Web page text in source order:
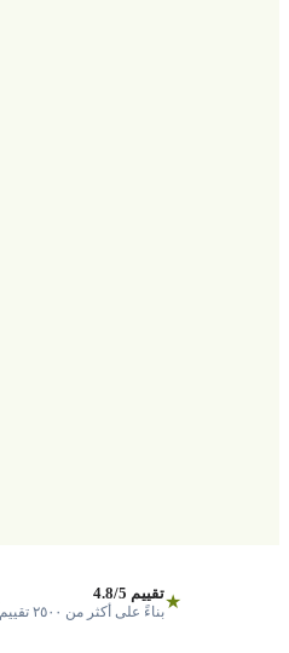
★تقييم 4.8/5
بناءً على أكثر من ٢٥٠٠ تقييم